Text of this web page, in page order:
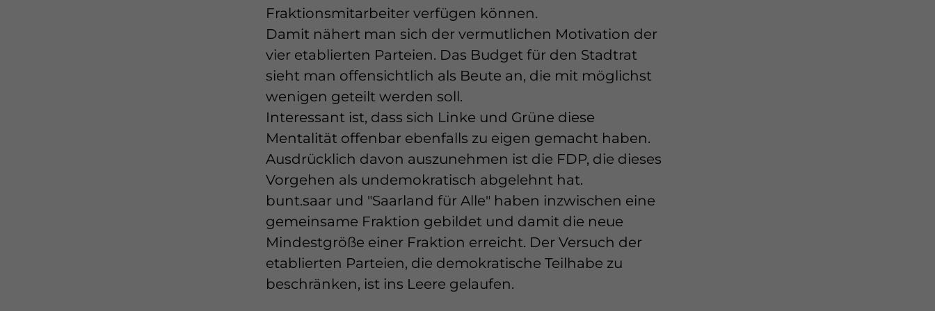
Fraktionsmitarbeiter verfügen können.
Damit nähert man sich der vermutlichen Motivation der
vier etablierten Parteien. Das Budget für den Stadtrat
sieht man offensichtlich als Beute an, die mit möglichst
wenigen geteilt werden soll.
Interessant ist, dass sich Linke und Grüne diese
Mentalität offenbar ebenfalls zu eigen gemacht haben.
Ausdrücklich davon auszunehmen ist die FDP, die dieses
Vorgehen als undemokratisch abgelehnt hat.
bunt.saar und "Saarland für Alle" haben inzwischen eine
gemeinsame Fraktion gebildet und damit die neue
Mindestgröße einer Fraktion erreicht. Der Versuch der
etablierten Parteien, die demokratische Teilhabe zu
beschränken, ist ins Leere gelaufen.